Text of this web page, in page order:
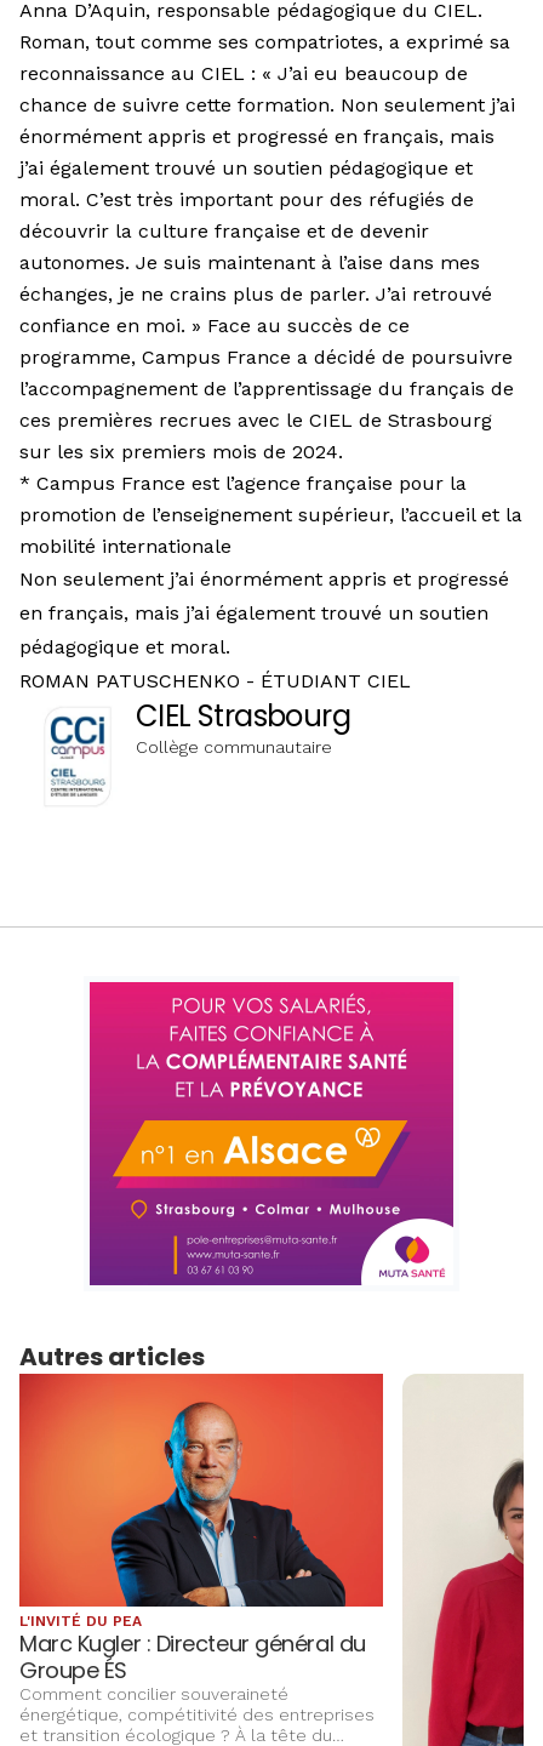
Anna D’Aquin, responsable pédagogique du CIEL.
Roman, tout comme ses compatriotes, a exprimé sa
reconnaissance au CIEL : « J’ai eu beaucoup de
chance de suivre cette formation. Non seulement j’ai
énormément appris et progressé en français, mais
j’ai également trouvé un soutien pédagogique et
moral. C’est très important pour des réfugiés de
découvrir la culture française et de devenir
autonomes. Je suis maintenant à l’aise dans mes
échanges, je ne crains plus de parler. J’ai retrouvé
confiance en moi. » Face au succès de ce
programme, Campus France a décidé de poursuivre
l’accompagnement de l’apprentissage du français de
ces premières recrues avec le CIEL de Strasbourg
sur les six premiers mois de 2024.
* Campus France est l’agence française pour la
promotion de l’enseignement supérieur, l’accueil et la
mobilité internationale
Non seulement j’ai énormément appris et progressé
en français, mais j’ai également trouvé un soutien
pédagogique et moral.
ROMAN PATUSCHENKO - ÉTUDIANT CIEL
CIEL Strasbourg
Collège communautaire
Autres articles
L'INVITÉ DU PEA
Marc Kugler : Directeur général du
Groupe ÉS
Comment concilier souveraineté
énergétique, compétitivité des entreprises
et transition écologique ? À la tête du